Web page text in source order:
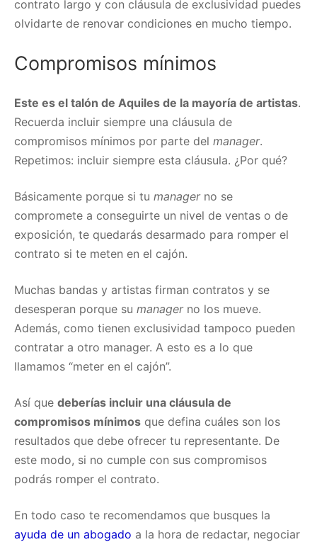
contrato largo y con cláusula de exclusividad puedes
olvidarte de renovar condiciones en mucho tiempo.
Compromisos mínimos
Este es el talón de Aquiles de la mayoría de artistas.
Recuerda incluir siempre una cláusula de
compromisos mínimos por parte del manager.
Repetimos: incluir siempre esta cláusula. ¿Por qué?
Básicamente porque si tu managerno se
compromete a conseguirte un nivel de ventas o de
exposición, te quedarás desarmado para romper el
contrato si te meten en el cajón.
Muchas bandas y artistas firman contratos y se
desesperan porque su managerno los mueve.
Además, como tienen exclusividad tampoco pueden
contratar a otro manager. A esto es a lo que
llamamos “meter en el cajón”.
Así que deberías incluir una cláusula de
compromisos mínimos que defina cuáles son los
resultados que debe ofrecer tu representante. De
este modo, si no cumple con sus compromisos
podrás romper el contrato.
En todo caso te recomendamos que busques la
ayuda de un abogado a la hora de redactar, negociar